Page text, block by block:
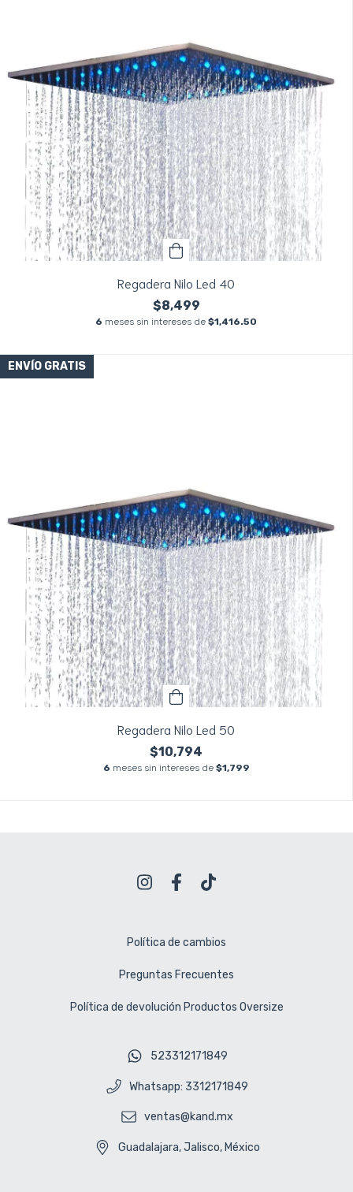
Regadera Nilo Led 40
$8,499
6 meses sin intereses de $1,416.50
ENVÍO GRATIS
Regadera Nilo Led 50
$10,794
6 meses sin intereses de $1,799
Política de cambios
Preguntas Frecuentes
Política de devolución Productos Oversize
523312171849
Whatsapp: 3312171849
ventas@kand.mx
Guadalajara, Jalisco, México